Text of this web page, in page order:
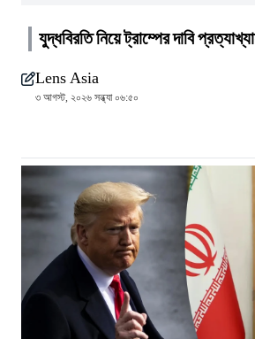
যুদ্ধবিরতি নিয়ে ট্রাম্পের দাবি
Lens Asia
৩ আগস্ট, ২০২৬ সন্ধ্যা ০৬:৫০